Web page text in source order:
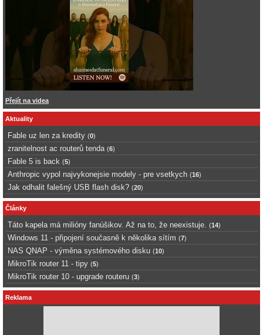
Přejít na videa
Aktuality
Fable uz len za kredity (0)
zranitelnost ac routerů tenda (6)
Fable 5 is back (5)
Anthropic vypol najvykonejsie modely - pre vsetkych (16)
Jak odhalit falešný USB flash disk? (20)
Články
Táto kapela má milióny fanúšikov. Až na to, že neexistuje. (14)
Windows 11 - připojení současně k několika sítím (7)
NAS QNAP - výměna systémového disku (10)
MikroTik router 11 - tipy (5)
MikroTik router 10 - upgrade routeru (3)
Reklama